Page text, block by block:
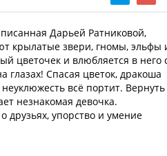
Дарьей Ратниковой,
крылатые звери, гномы, эльфы
цветочек и влюбляется в него
глазах! Спасая цветок, дракоша
всё портит. Вернуть
незнакомая девочка.
друзьях, упорство и умение